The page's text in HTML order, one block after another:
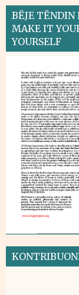
BËJE TËNDIN
MAKE IT
YOURSELF